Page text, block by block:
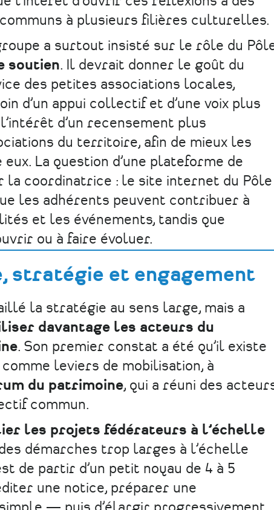
à plusieurs filières culturelles.
a surtout insisté sur le rôle du
soutien. Il devrait donner le goût du
des petites associations locales,
d’un appui collectif et d’une voix plus
d’un recensement plus
du territoire, afin de mieux les
La question d’une plateforme de
la coordinatrice : le site internet du Pôle
les adhérents peuvent contribuer à
et les événements, tandis que
ou à faire évoluer.
stratégie et engagement
la stratégie au sens large, mais a
davantage les acteurs du
. Son premier constat a été qu’il existe
leviers de mobilisation, à
du patrimoine, qui a réuni des
commun.
les projets fédérateurs à l’échelle
démarches trop larges à l’échelle
de partir d’un petit noyau de 4 à 5
une notice, préparer une